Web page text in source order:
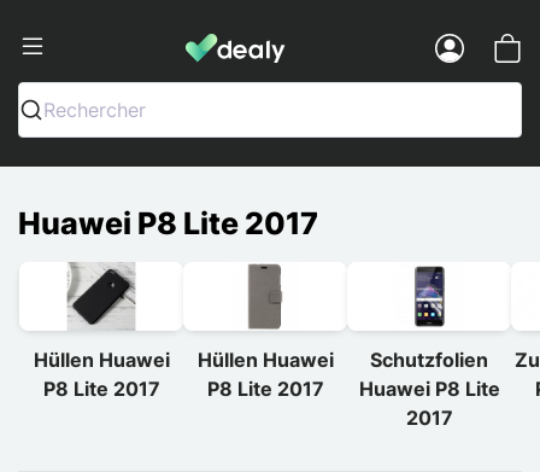
Dealy - Hüllen und Zubehör für
Rechercher
Huawei P8 Lite 2017
Hüllen Huawei
P8 Lite 2017
Hüllen Huawei
P8 Lite 2017
Schutzfolien
Huawei P8 Lite
2017